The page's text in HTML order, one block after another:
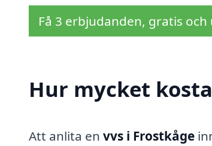
Få 3 erbjudanden, gratis
Hur mycket
Att anlita en vvs i Frostkåge